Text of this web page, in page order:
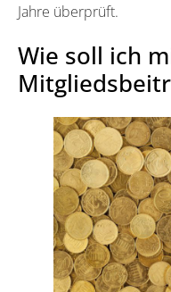
Jahre überprüft.
Wie soll ich